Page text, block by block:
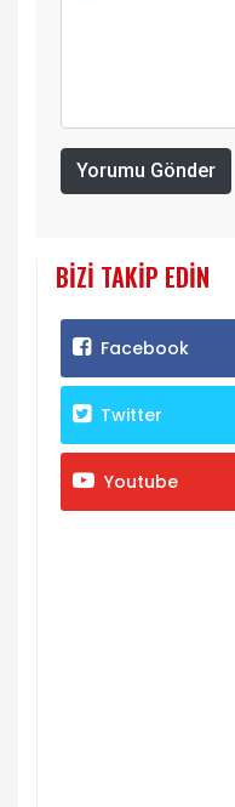
Yorumu Gönder
BIZI TAKIP EDIN
Facebook
Twitter
Youtube